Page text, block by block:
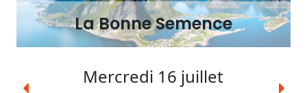
La Bonne Semence
Mercredi 16 juillet
date
Rechercher